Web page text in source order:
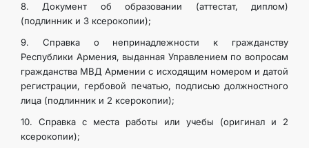
8. Документ об образовании (аттестат, диплом)
(подлинник и 3 ксерокопии);
9. Справка о непринадлежности к гражданству
Республики Армения, выданная Управлением по вопросам
гражданства МВД Армении с исходящим номером и датой
регистрации, гербовой печатью, подписью должностного
лица (подлинник и 2 ксерокопии);
10. Справка с места работы или учебы (оригинал и 2
ксерокопии);